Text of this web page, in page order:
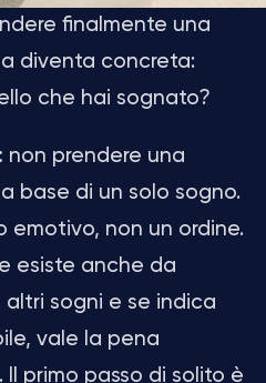
finalmente una
diventa concreta:
che hai sognato?
non prendere una
base di un solo sogno.
emotivo, non un ordine.
esiste anche da
altri sogni e se indica
vale la pena
primo passo di solito è